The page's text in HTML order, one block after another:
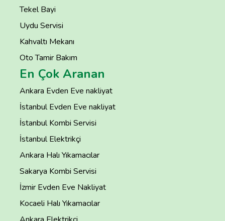
Tekel Bayi
Uydu Servisi
Kahvaltı Mekanı
Oto Tamir Bakım
En Çok Aranan
Ankara Evden Eve nakliyat
İstanbul Evden Eve nakliyat
İstanbul Kombi Servisi
İstanbul Elektrikçi
Ankara Halı Yıkamacılar
Sakarya Kombi Servisi
İzmir Evden Eve Nakliyat
Kocaeli Halı Yıkamacılar